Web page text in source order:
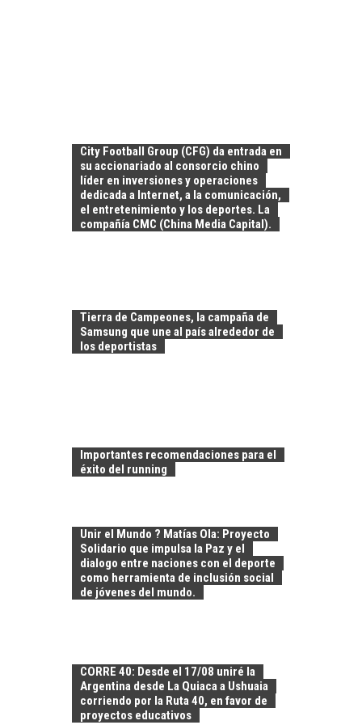
City Football Group (CFG) da entrada en
su accionariado al consorcio chino
líder en inversiones y operaciones
dedicada a Internet, a la comunicación,
el entretenimiento y los deportes. La
compañía CMC (China Media Capital).
Tierra de Campeones, la campaña de
Samsung que une al país alrededor de
los deportistas
Importantes recomendaciones para el
éxito del running
Unir el Mundo ? Matías Ola: Proyecto
Solidario que impulsa la Paz y el
dialogo entre naciones con el deporte
como herramienta de inclusión social
de jóvenes del mundo.
CORRE 40: Desde el 17/08 uniré la
Argentina desde La Quiaca a Ushuaia
corriendo por la Ruta 40, en favor de
proyectos educativos
EXPORTADOS DESDE
CHILE
servicios digitales en
Chile:…
TURISMO EN EL
DESIERTO DE
ATACAMA:
OPORTUNIDADES
PARA EL
Atacama: Motor
Estratégico para el
Desarrollo Turístico…
LA INDUSTRIA
MINERA CHILENA
FRENTE AL DESAFÍO
DE LA